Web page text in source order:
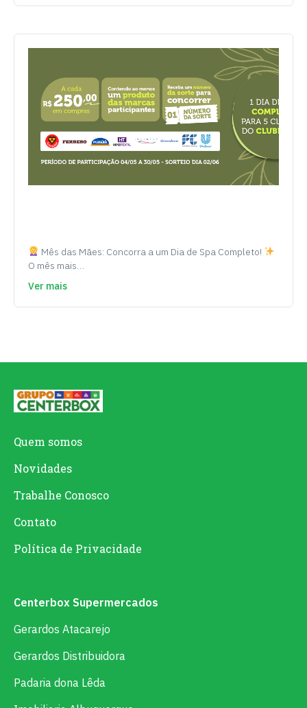
Mês das Mães: Concorra a um Dia de Spa Completo!
O mês mais…
Ver mais
Quem somos
Novidades
Trabalhe Conosco
Contato
Política de Privacidade
Centerbox Supermercados
Gerardos Atacarejo
Gerardos Distribuidora
Padaria dona Lêda